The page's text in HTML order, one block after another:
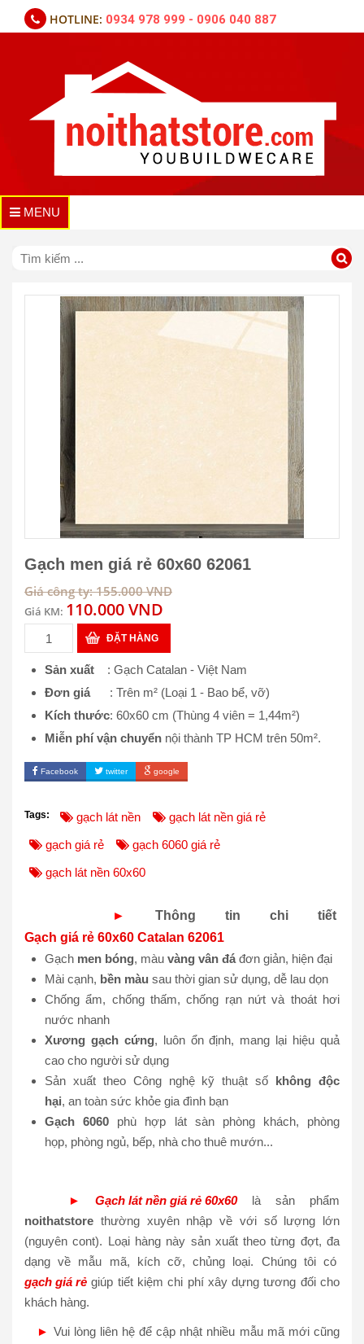
HOTLINE: 0934 978 999 - 0906 040 887
MENU
Gạch men giá rẻ 60x60 62061
Giá công ty: 155.000 VND
Giá KM: 110.000 VND
ĐẶT HÀNG
Sản xuất
: Gạch Catalan - Việt Nam
Đơn giá : Trên m² (Loại 1 - Bao bể, vỡ)
Kích thước: 60x60 cm (Thùng 4 viên = 1,44m²)
Miễn phí vận chuyển nội thành TP HCM trên 50m².
Facebook twitter google
Tags: gạch lát nền
gạch lát nền giá rẻ
gạch giá rẻ
gạch 6060 giá rẻ
gạch lát nền 60x60
►
Thông tin chi tiết
Gạch giá rẻ 60x60 Catalan 62061
Gạch men bóng, màu vàng vân đá đơn giản, hiện đại
Mài cạnh, bền màu sau thời gian sử dụng, dễ lau dọn
Chống ẩm, chống thấm, chống rạn nứt và thoát hơi
nước nhanh
Xương gạch cứng, luôn ổn định, mang lại hiệu quả
cao cho người sử dụng
Sản xuất theo Công nghệ kỹ thuật số không độc
hại, an toàn sức khỏe gia đình bạn
Gạch 6060 phù hợp lát sàn phòng khách, phòng
họp, phòng ngủ, bếp, nhà cho thuê mướn...
► Gạch lát nền giá rẻ 60x60là sản phẩm
noithatstore thường xuyên nhập về với số lượng lớn
(nguyên cont). Loại hàng này sản xuất theo từng đợt, đa
dạng về mẫu mã, kích cỡ, chủng loại. Chúng tôi có
gạch giá rẻ giúp tiết kiệm chi phí xây dựng tương đối cho
khách hàng.
► Vui lòng liên hệ để cập nhật nhiều mẫu mã mới cũng